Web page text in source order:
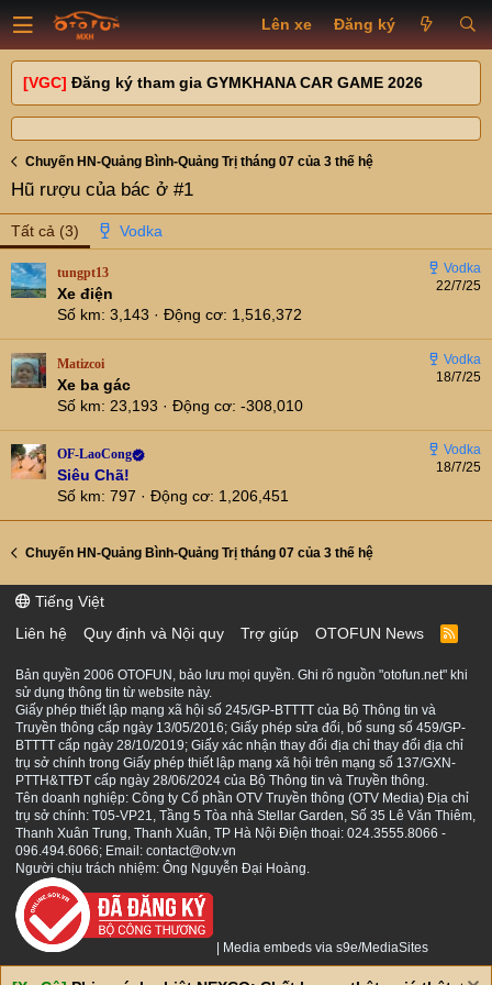
Lên xe Đăng ký
[VGC] Đăng ký tham gia GYMKHANA CAR GAME 2026
Chuyến HN-Quảng Bình-Quảng Trị tháng 07 của 3 thế hệ
Hũ rượu của bác ở #1
Tất cả (3)
22/7/25
tungpt13
Xe điện
Số km 3,143 Động cơ 1,516,372
18/7/25
Matizcoi
Xe ba gác
Số km
23,193 Động cơ -308,010
18/7/25
OF-LaoCong
Siêu Chã!
Số km 797 Động cơ 1,206,451
Chuyến HN-Quảng Bình-Quảng Trị tháng 07 của 3 thế hệ
Tiếng Việt
Liên hệ
Quy định và Nội quy Trợ giúp OTOFUN News
R
S
Bản quyền 2006 OTOFUN, bảo lưu mọi quyền. Ghi rõ nguồn "otofun.net" khi
sử dụng thông tin từ website này.
Giấy phép thiết lập mạng xã hội số 245/GP-BTTTT của Bộ Thông tin và
Truyền thông cấp ngày 13/05/2016; Giấy phép sửa đổi, bổ sung số 459/GP-
BTTTT cấp ngày 28/10/2019; Giấy xác nhận thay đổi địa chỉ thay đổi địa chỉ
trụ sở chính trong Giấy phép thiết lập mạng xã hội trên mạng số 137/GXN-
PTTH&TTĐT cấp ngày 28/06/2024 của Bộ Thông tin và Truyền thông.
Tên doanh nghiệp: Công ty Cổ phần OTV Truyền thông (OTV Media) Địa chỉ
trụ sở chính: T05-VP21, Tầng 5 Tòa nhà Stellar Garden, Số 35 Lê Văn Thiêm,
Thanh Xuân Trung, Thanh Xuân, TP Hà Nội Điện thoại: 024.3555.8066 -
096.494.6066; Email: contact@otv.vn
Người chịu trách nhiệm: Ông Nguyễn Đại Hoàng.
Media embeds via s9e/MediaSites